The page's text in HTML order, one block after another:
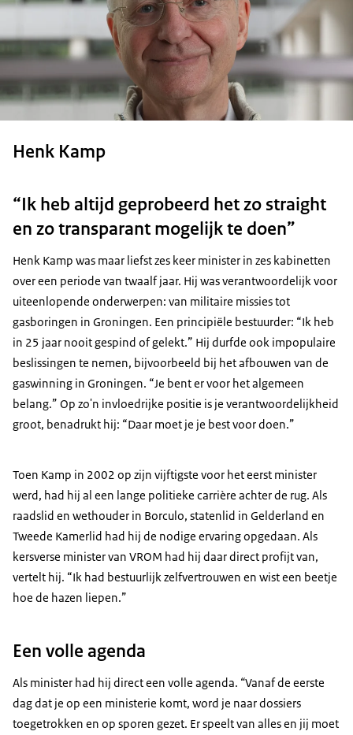
Henk Kamp
“Ik heb altijd geprobeerd het zo straight
en zo transparant mogelijk te doen”
Henk Kamp was maar liefst zes keer minister in zes kabinetten
over een periode van twaalf jaar. Hij was verantwoordelijk voor
uiteenlopende onderwerpen: van militaire missies tot
gasboringen in Groningen. Een principiële bestuurder: “Ik heb
in 25 jaar nooit gespind of gelekt.” Hij durfde ook impopulaire
beslissingen te nemen, bijvoorbeeld bij het afbouwen van de
gaswinning in Groningen. “Je bent er voor het algemeen
belang.” Op zo'n invloedrijke positie is je verantwoordelijkheid
groot, benadrukt hij: “Daar moet je je best voor doen.”
Toen Kamp in 2002 op zijn vijftigste voor het eerst minister
werd, had hij al een lange politieke carrière achter de rug. Als
raadslid en wethouder in Borculo, statenlid in Gelderland en
Tweede Kamerlid had hij de nodige ervaring opgedaan. Als
kersverse minister van VROM had hij daar direct profijt van,
vertelt hij. “Ik had bestuurlijk zelfvertrouwen en wist een beetje
hoe de hazen liepen.”
Een volle agenda
Als minister had hij direct een volle agenda. “Vanaf de eerste
dag dat je op een ministerie komt, word je naar dossiers
toegetrokken en op sporen gezet. Er speelt van alles en jij moet